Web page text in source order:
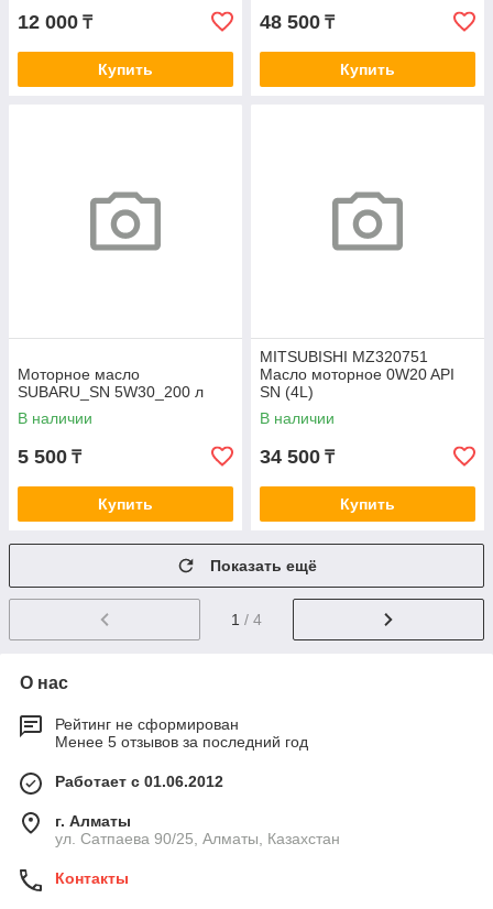
12 000 ₸
Купить
48 500 ₸
Купить
Моторное масло
SUBARU_SN 5W30_200 л
В наличии
5 500 ₸
Купить
MITSUBISHI MZ320751
Масло моторное 0W20 API
SN (4L)
В наличии
34 500 ₸
Купить
Показать ещё
1 / 4
О нас
Рейтинг не сформирован
Менее 5 отзывов за последний год
Работает с 01.06.2012
г. Алматы
ул. Сатпаева 90/25, Алматы, Казахстан
Контакты